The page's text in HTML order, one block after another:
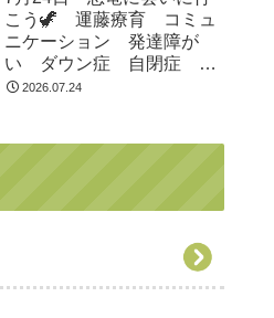
市 つくばみらい市 坂東
市 守谷市
こう🦖 運藤療育 コミュ
ニケーション 発達障が
い ダウン症 自閉症
ASD ADHD 児童発達支
2026.07.24